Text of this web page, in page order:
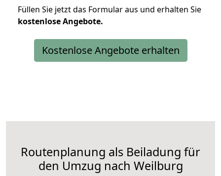
Füllen Sie jetzt das Formular aus und erhalten Sie
kostenloseAngebote.
Kostenlose Angebote erhalten
Routenplanung als Beiladung für
den Umzug nach Weilburg